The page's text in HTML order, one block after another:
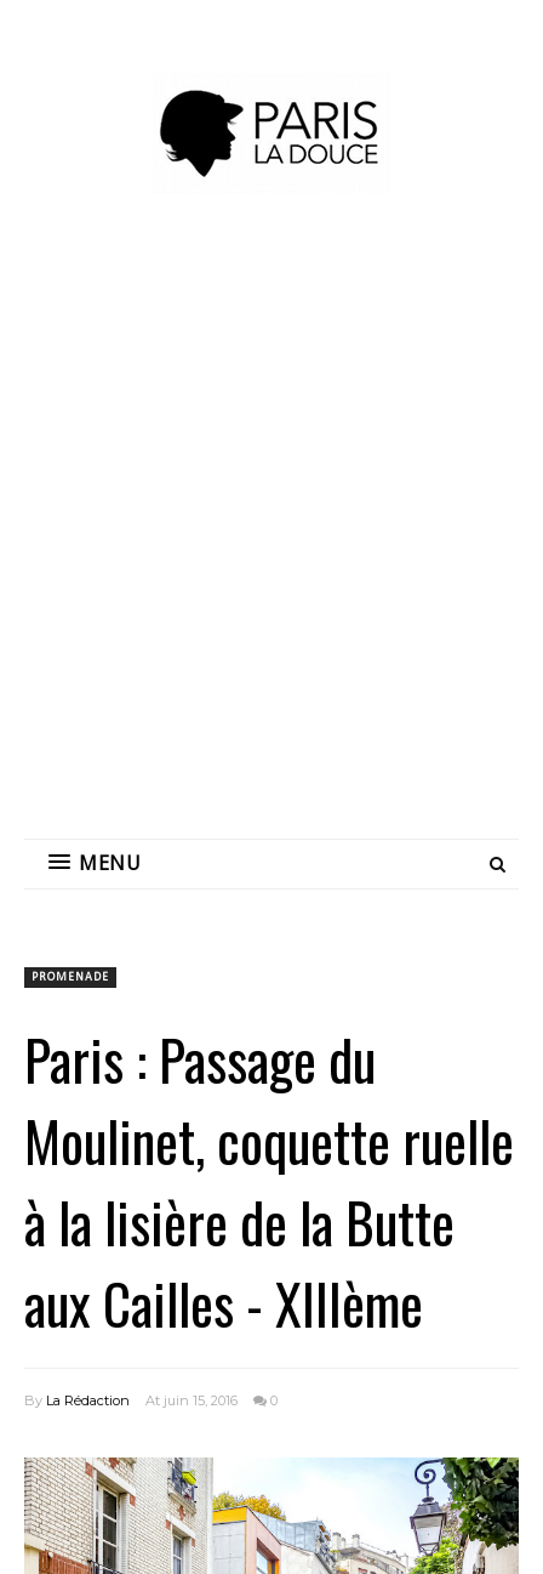
MENU
PROMENADE
Paris : Passage du
Moulinet, coquette ruelle
à la lisière de la Butte
aux Cailles - XIIIème
By La Rédaction At juin 15, 2016 0